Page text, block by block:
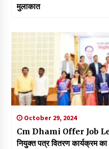
मुलाकात
October 29, 2024
Cm Dhami Offer Job
नियुक्त पत्र वितरण कार्यक्रम